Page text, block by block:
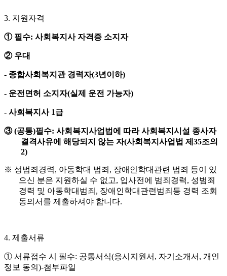
3. 지원자격
① 필수: 사회복지사 자격증 소지자
② 우대
- 종합사회복지관 경력자(3년이하)
- 운전면허 소지자(실제 운전 가능자)
- 사회복지사 1급
③(공통)필수: 사회복지사업법에 따라 사회복지시설 종사자
결격사유에 해당되지 않는 자(사회복지사업법 제35조의
2)
※ 성범죄경력, 아동학대 범죄 , 장애인학대관련 범죄 등이 있
으신 분은 지원하실 수 없고, 입사전에 범죄경력, 성범죄
경력 및 아동학대범죄 , 장애인학대관련범죄등 경력 조회
동의서를 제출하셔야 합니다.
4. 제출서류
① 서류접수 시 필수: 공통서식(응시지원서 , 자기소개서 , 개인
정보 동의 )-첨부파일